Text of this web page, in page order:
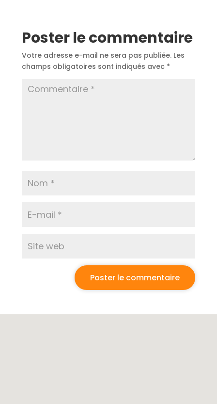
Poster le commentaire
Votre adresse e-mail ne sera pas publiée. Les
champs obligatoires sont indiqués avec *